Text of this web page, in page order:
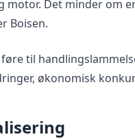
motor. Det minder om
Boisen.
til
økonomisk